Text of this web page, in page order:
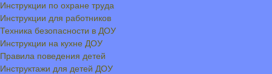
Инструкции по охране труда
Инструкции для работников
Техника безопасности в ДОУ
Инструкции на кухне ДОУ
Правила поведения детей
Инструктажи для детей ДОУ